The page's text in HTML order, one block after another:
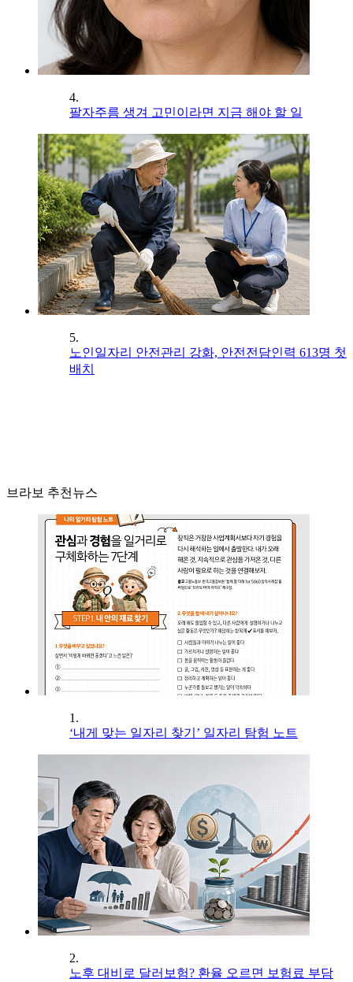
4.
팔자주름 생겨 고민이라면 지금 해야 할 일
5.
노인일자리 안전관리 강화, 안전전담인력 613명 첫
배치
브라보 추천뉴스
1.
‘내게 맞는 일자리 찾기’ 일자리 탐험 노트
2.
노후 대비로 달러보험? 환율 오르면 보험료 부담